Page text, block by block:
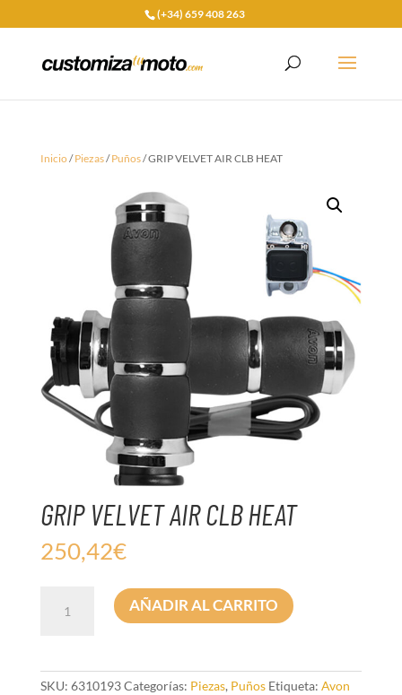
(+34) 659 408 263
Inicio/Piezas/Puños/ GRIP VELVET AIR CLB HEAT
GRIP VELVET AIR CLB HEAT
250,42€
VELVET
cantidad
AÑADIR AL CARRITO
SKU: 6310193Categorías: Piezas, Puños Etiqueta: Avon